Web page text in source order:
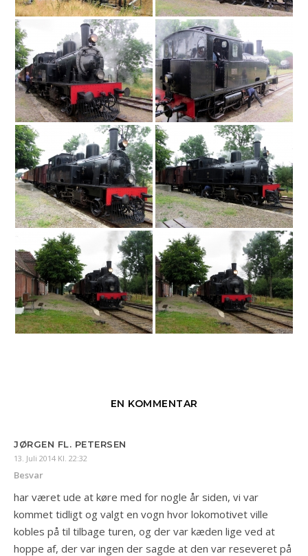
EN KOMMENTAR
JØRGEN FL. PETERSEN
13. Juli 2014 Kl. 22:32
Besvar
har været ude at køre med for nogle år siden, vi var
kommet tidligt og valgt en vogn hvor lokomotivet ville
kobles på til tilbage turen, og der var kæden lige ved at
hoppe af, der var ingen der sagde at den var reseveret på